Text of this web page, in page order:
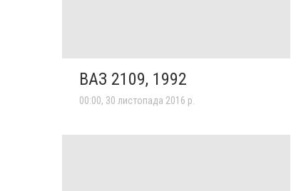
ВАЗ 2109, 1992
00:00, 30 листопада 2016 р.